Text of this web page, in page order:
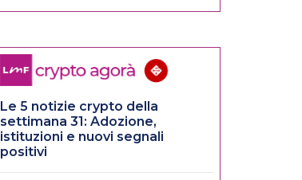
Le 5 notizie crypto della
settimana 31: Adozione,
istituzioni e nuovi segnali
positivi